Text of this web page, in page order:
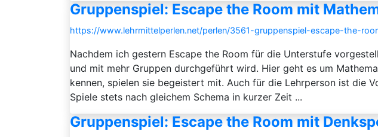
Gruppenspiel: Escape the Room mit
https://www.lehrmittelperlen.net/perlen/3561-gruppenspiel-escape-the-
Nachdem ich gestern Escape the Room für die Unterstufe
und mit mehr Gruppen durchgeführt wird. Hier geht es um
kennen, spielen sie begeistert mit. Auch für die Lehrperson ist die
Spiele stets nach gleichem Schema in kurzer Zeit ...
Gruppenspiel: Escape the Room mit